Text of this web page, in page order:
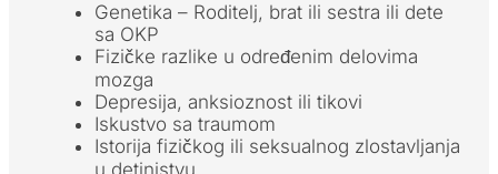
Genetika – Roditelj, brat ili sestra ili dete
sa OKP
Fizičke razlike u određenim delovima
mozga
Depresija, anksioznost ili tikovi
Iskustvo sa traumom
Istorija fizičkog ili seksualnog zlostavljanja